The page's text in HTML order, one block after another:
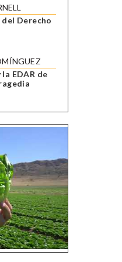
Derecho
EDAR de